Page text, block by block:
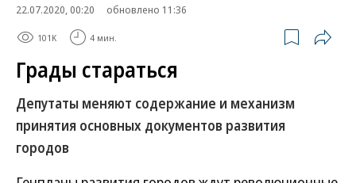
22.07.2020, 00:20
обновлено 11:36
101K 4 мин.
Грады стараться
Депутаты меняют содержание и механизм
принятия основных документов развития
городов